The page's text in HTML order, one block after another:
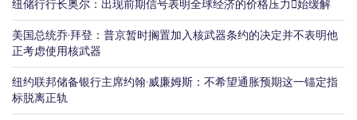
纽储行行长奥尔：出现前期信号表明全球经济的价格压力𫔭始缓解
美国总统乔·拜登：普京暂时搁置加入核武器条约的决定并不表明他
正考虑使用核武器
纽约联邦储备银行主席约翰·威廉姆斯：不希望通胀预期这一锚定指
标脱离正轨